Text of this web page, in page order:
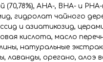
(70,78%), АНА-, ВНА- и
гидролат чайного
и азиатикозид,
кислота, масло
натуральные
лаванды, орегано, алоэ